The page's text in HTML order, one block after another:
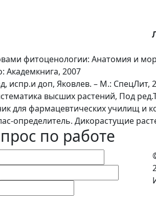
фитоценологии: Анатомия и
Академкнига, 2007
испр.и доп, Яковлев. – М.: СпецЛит,
высших растений, Под
для фармацевтических училищ и
определитель. Дикорастущие
по работе